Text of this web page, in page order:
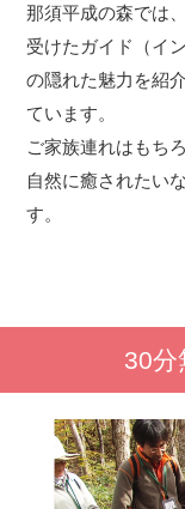
那須平成の森では
受けたガイド（イ
の隠れた魅力を紹
ています。
ご家族連れはもち
自然に癒されたい
す。
30分